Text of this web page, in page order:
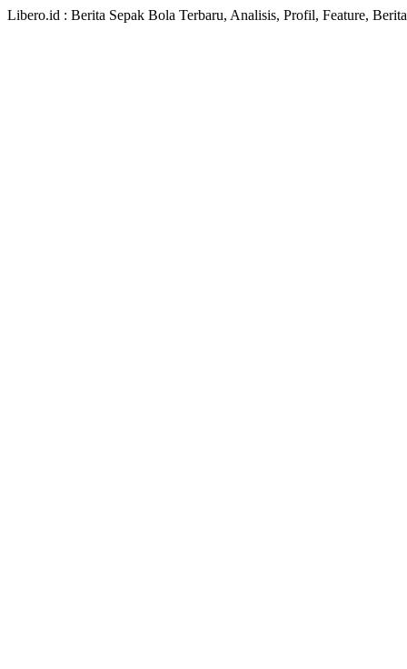
Libero.id : Berita Sepak Bola Terbaru, Analisis, Profil, Feature,